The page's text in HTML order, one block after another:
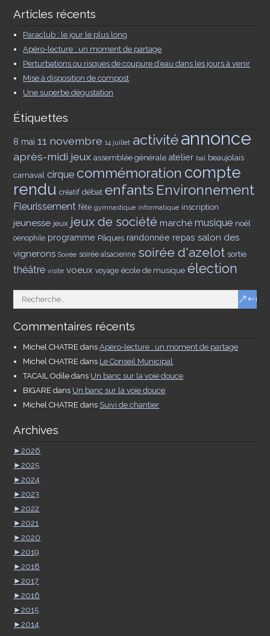
Articles récents
Paraclub : le jour le plus long
Apéro-lecture : un moment de partage
Perturbations ou risques de coupure d’eau dans les jours à venir
Mise à disposition de compost
Une superbe dégustation
Étiquettes
8 mai 11 novembre 14 juillet activitéannonce
après-midi jeux assemblée générale atelier bal beaujolais
carnaval cirque commémoration compte
rendu créatif débat enfants Environnement
Fleurissement fête gymnastique informatique inscription
jeunesse jeux jeux de société marché musique noël
oenophile programme Pâques randonnée repas salon des
vignerons Soirée soirée alsacienne soirée d'azelot sortie
théâtre visite voeux voyage école de musique élection
Commentaires récents
Michel CHATRE dansApéro-lecture : un moment de partage
Michel CHATRE dans Le Conseil Municipal
TACAIL Odile dans Un banc sur la voie douce
BIGARE dans Un banc sur la voie douce
Michel CHATRE dans Suivi de chantier
Archives
►2026
►2025
►2024
►2023
►2022
►2021
►2020
►2019
►2018
►2017
►2016
►2015
►2014